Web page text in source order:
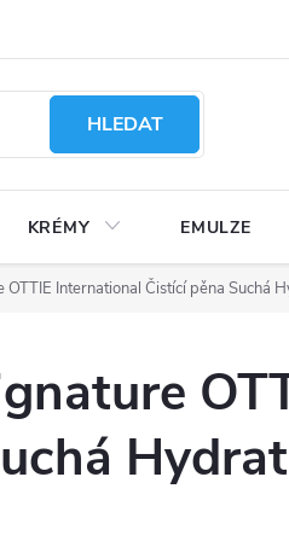
HLEDAT
KRÉMY EMULZE
International Čistící pěna Suchá